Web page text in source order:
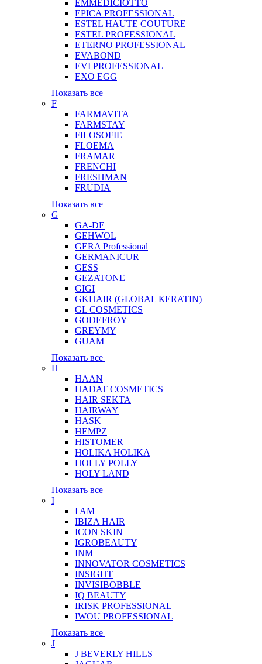
EMMEDICIOTTO
EPICA PROFESSIONAL
ESTEL HAUTE COUTURE
ESTEL PROFESSIONAL
ETERNO PROFESSIONAL
EVABOND
EVI PROFESSIONAL
EXO EGG
Показать все
F
FARMAVITA
FARMSTAY
FILOSOFIE
FLOEMA
FRAMAR
FRENCHI
FRESHMAN
FRUDIA
Показать все
G
GA-DE
GEHWOL
GERA Professional
GERMANICUR
GESS
GEZATONE
GIGI
GKHAIR (GLOBAL КЕRATIN)
GL COSMETICS
GODEFROY
GREYMY
GUAM
Показать все
H
HAAN
HADAT COSMETICS
HAIR SEKTA
HAIRWAY
HASK
HEMPZ
HISTOMER
HOLIKA HOLIKA
HOLLY POLLY
HOLY LAND
Показать все
I
I AM
IBIZA HAIR
ICON SKIN
IGROBEAUTY
INM
INNOVATOR COSMETICS
INSIGHT
INVISIBOBBLE
IQ BEAUTY
IRISK PROFESSIONAL
IWOU PROFESSIONAL
Показать все
J
J BEVERLY HILLS